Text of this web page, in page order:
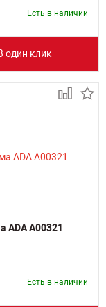
Есть в наличии
один клик
ADA А00321
Есть в наличии